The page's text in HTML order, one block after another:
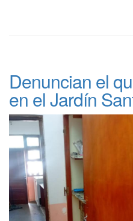
Denuncian el
en el Jardín